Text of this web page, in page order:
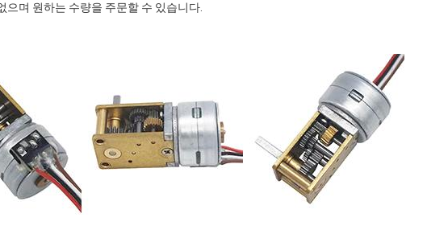
으며 원하는 수량을 주문할 수 있습니다.